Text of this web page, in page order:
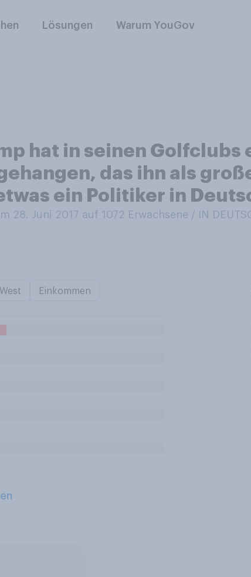
Lösungen Warum YouGov
hat in seinen
das ihn als
ein Politiker in
28. Juni 2017 auf 1072 Erwachsene / IN
Einkommen